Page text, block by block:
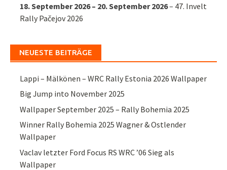
18. September 2026– 20. September 2026– 47. Invelt
Rally Pačejov 2026
NEUESTE BEITRÄGE
Lappi – Mälkönen – WRC Rally Estonia 2026 Wallpaper
Big Jump into November 2025
Wallpaper September 2025 – Rally Bohemia 2025
Winner Rally Bohemia 2025 Wagner & Ostlender
Wallpaper
Vaclav letzter Ford Focus RS WRC ’06 Sieg als
Wallpaper